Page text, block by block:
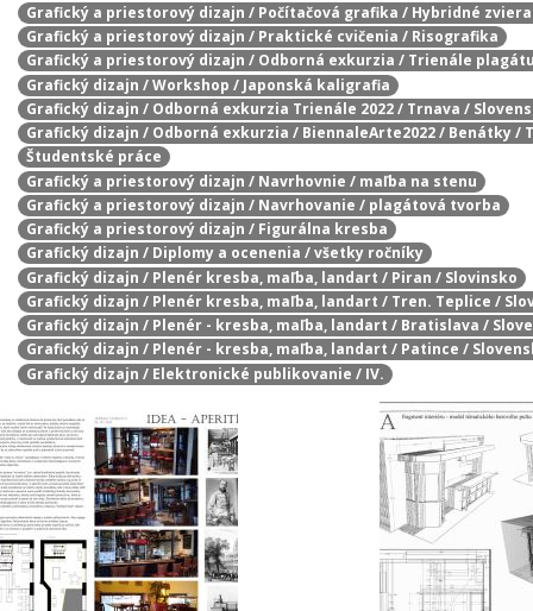
Grafický a priestorový dizajn / Počítačová grafika / Hybridné
Grafický a priestorový dizajn / Praktické cvičenia / Risografika
Grafický a priestorový dizajn / Odborná exkurzia / Trienále
Grafický dizajn / Workshop / Japonská kaligrafia
Grafický dizajn / Odborná exkurzia Trienále 2022 / Trnava /
Grafický dizajn / Odborná exkurzia / BiennaleArte2022 / Benátky /
Študentské práce
Grafický a priestorový dizajn / Navrhovnie / maľba na stenu
Grafický a priestorový dizajn / Navrhovanie / plagátová tvorba
Grafický a priestorový dizajn / Figurálna kresba
Grafický dizajn / Diplomy a ocenenia / všetky ročníky
Grafický dizajn / Plenér kresba, maľba, landart / Piran / Slovinsko
Grafický dizajn / Plenér kresba, maľba, landart / Tren. Teplice /
Grafický dizajn / Plenér - kresba, maľba, landart / Bratislava /
Grafický dizajn / Plenér - kresba, maľba, landart / Patince /
Grafický dizajn / Elektronické publikovanie / IV.